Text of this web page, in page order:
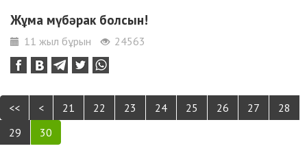
Жұма мүбәрак болсын!
11 жыл бұрын 24563
<< < 21 22 23 24 25 26 27
28
29
30